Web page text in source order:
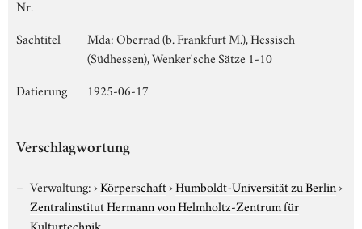
Nr.
Sachtitel
Mda: Oberrad (b. Frankfurt M.), Hessisch
(Südhessen), Wenker'sche Sätze 1-10
Datierung
1925-06-17
Verschlagwortung
Verwaltung:›Körperschaft›Humboldt-Universität zu Berlin›
Zentralinstitut Hermann von Helmholtz-Zentrum für
Kulturtechnik